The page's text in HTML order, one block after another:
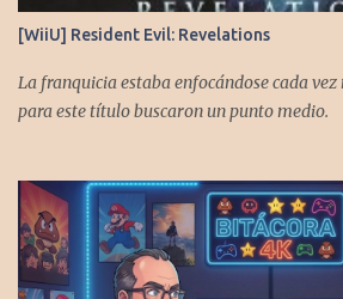
[WiiU] Resident Evil: Revelations
La franquicia estaba enfocándose cada vez
para este título buscaron un punto medio.